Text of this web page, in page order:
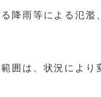
降雨等による氾濫
囲は、状況によ